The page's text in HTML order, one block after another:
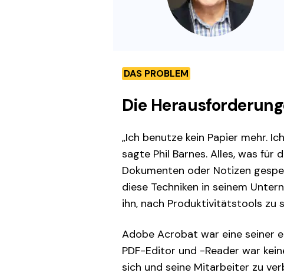
DAS PROBLEM
Die
„Ich benutze kein Papier mehr.
sagte Phil Barnes. Alles, was
Dokumenten oder Notizen
diese Techniken in seinem
ihn, nach Produktivitätstools zu
Adobe Acrobat war eine seiner
PDF-Editor und -Reader war
sich und seine Mitarbeiter zu